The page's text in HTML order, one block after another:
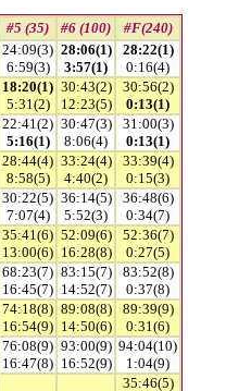
#5 (35) #6 (100)
#F(240)
24:09(3)
6:59(3)
28:06(1)
3:57(1)
28:22(1)
0:16(4)
18:20(1)
5:31(2)
30:43(2)
12:23(5)
30:56(2)
0:13(1)
22:41(2)
5:16(1)
30:47(3)
8:06(4)
31:00(3)
0:13(1)
28:44(4)
8:58(5)
33:24(4)
4:40(2)
33:39(4)
0:15(3)
30:22(5)
7:07(4)
36:14(5)
5:52(3)
36:48(6)
0:34(7)
35:41(6)
13:00(6)
52:09(6)
16:28(8)
52:36(7)
0:27(5)
68:23(7)
16:45(7)
83:15(7)
14:52(7)
83:52(8)
0:37(8)
74:18(8)
16:54(9)
89:08(8)
14:50(6)
89:39(9)
0:31(6)
76:08(9)
16:47(8)
93:00(9)
16:52(9)
94:04(10)
1:04(9)
35:46(5)